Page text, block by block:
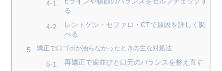
る
レントゲン・セファロ・CTで原因を詳しく調
べる
矯正で口ゴボが治らなかったときの主な対処法
再矯正で歯並びと口元のバランスを整え直す